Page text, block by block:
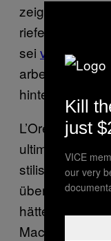
zeige. Aber
riefen kein
sei vor allem
arbeiten und
hinterfragen.
L’Oréal mag
ultimativen
stilisieren. Als
über 77.000
hätte das
Macht, sich für
Kill
just
VICE
our very